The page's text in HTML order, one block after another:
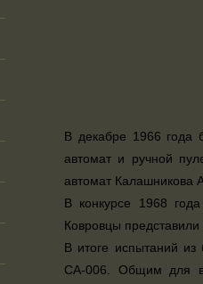
В декабре 1966 года
автомат и ручной
автомат Калашникова
В конкурсе 1968 года
Ковровцы
В итоге испытаний из
СА-006. Общим для